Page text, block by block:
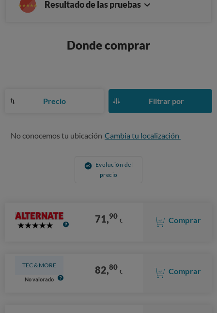
Resultado de las pruebas
Donde comprar
Precio Filtrar por
No conocemos tu ubicación Cambia tu localización
Evolución del
precio
5
71,90 € Comprar
TEC & MORE
No valorado
82,80 € Comprar